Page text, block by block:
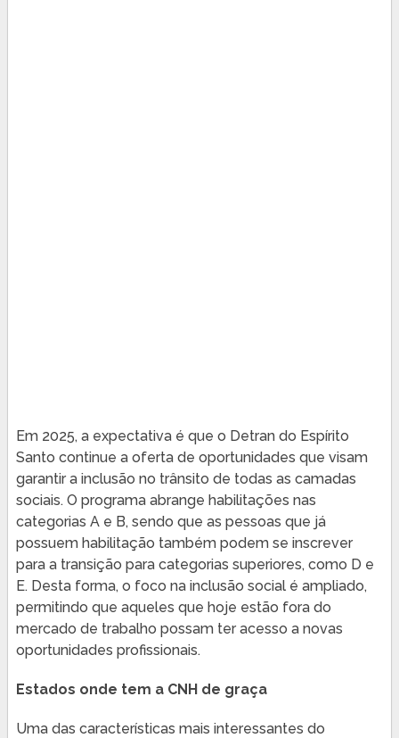
Em 2025, a expectativa é que o Detran do Espírito
Santo continue a oferta de oportunidades que visam
garantir a inclusão no trânsito de todas as camadas
sociais. O programa abrange habilitações nas
categorias A e B, sendo que as pessoas que já
possuem habilitação também podem se inscrever
para a transição para categorias superiores, como D e
E. Desta forma, o foco na inclusão social é ampliado,
permitindo que aqueles que hoje estão fora do
mercado de trabalho possam ter acesso a novas
oportunidades profissionais.
Estados onde tem a CNH de graça
Uma das características mais interessantes do